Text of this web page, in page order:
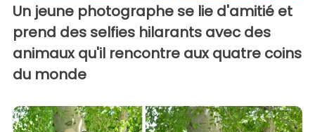
Un jeune photographe se lie d'amitié et
prend des selfies hilarants avec des
animaux qu'il rencontre aux quatre coins
du monde